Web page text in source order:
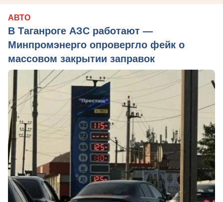
АВТО
В Таганроге АЗС работают —
Минпромэнерго опровергло фейк о
массовом закрытии заправок